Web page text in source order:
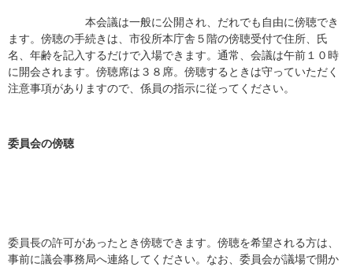
本会議は一般に公開され、だれでも自由に傍聴でき
ます。傍聴の手続きは、市役所本庁舎５階の傍聴受付で住所、氏
名、年齢を記入するだけで入場できます。通常、会議は午前１０時
に開会されます。傍聴席は３８席。傍聴するときは守っていただく
注意事項がありますので、係員の指示に従ってください。
委員会の傍聴
委員長の許可があったとき傍聴できます。傍聴を希望される方は、
事前に議会事務局へ連絡してください。なお、委員会が議場で開か